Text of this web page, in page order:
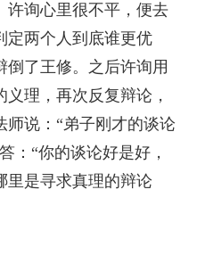
许询心里很不平，便去
定两个人到底谁更优
了王修。之后许询用
理，再次反复辩论，
说：“弟子刚才的谈论
：“你的谈论好是好，
里是寻求真理的辩论